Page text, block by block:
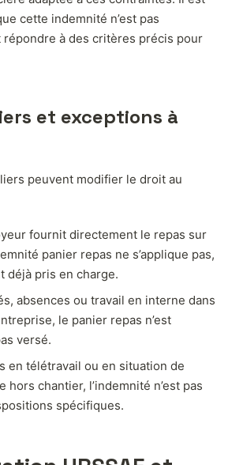
cette indemnité n’est pas
à des critères précis pour
et exceptions à
peuvent modifier le droit au
fournit directement le repas sur
panier repas ne s’applique pas,
déjà pris en charge.
absences ou travail en interne dans
le panier repas n’est
versé.
en télétravail ou en situation de
hors chantier, l’indemnité n’est pas
spécifiques.